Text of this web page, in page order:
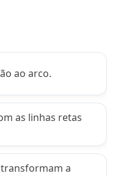
ao arco.
as linhas retas
a